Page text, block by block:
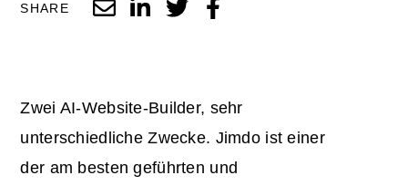
SHARE
Zwei AI-Website-Builder, sehr
unterschiedliche Zwecke. Jimdo ist einer
der am besten geführten und